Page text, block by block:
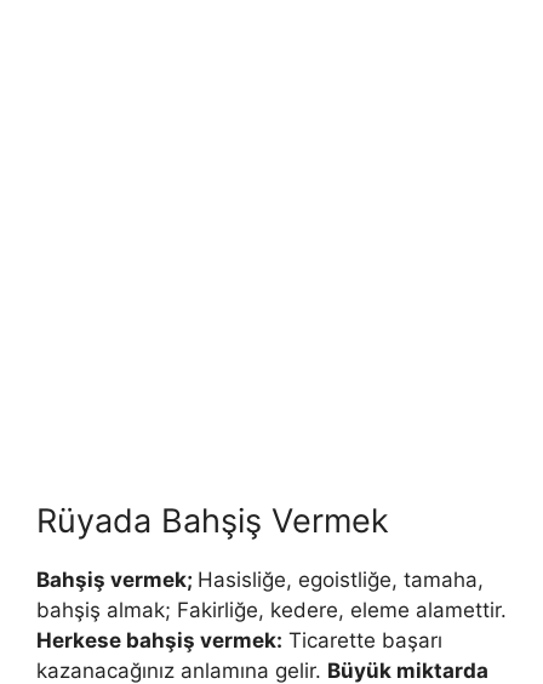
Rüyada Bahşiş Vermek
Bahşiş vermek; Hasisliğe, egoistliğe, tamaha,
bahşiş almak; Fakirliğe, kedere, eleme alamettir.
Herkese bahşiş vermek: Ticarette başarı
kazanacağınız anlamına ge­lir. Büyük miktarda